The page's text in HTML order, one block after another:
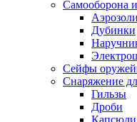
Самооборона
Аэрозоли
Дубинки
Сейфы
Снаряжение
Гильзы
Дроби
Капсюли